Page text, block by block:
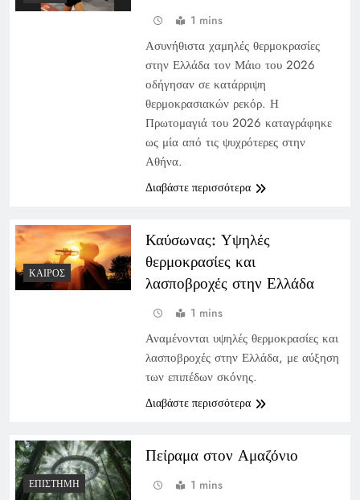
1 mins
Ασυνήθιστα χαμηλές θερμοκρασίες
στην Ελλάδα τον Μάιο του 2026
οδήγησαν σε κατάρριψη
θερμοκρασιακών ρεκόρ. Η
Πρωτομαγιά του 2026 καταγράφηκε
ως μία από τις ψυχρότερες στην
Αθήνα.
Διαβάστε περισσότερα
ΚΑΙΡΌΣ
Καύσωνας: Υψηλές
θερμοκρασίες και
λασποβροχές στην Ελλάδα
1 mins
Αναμένονται υψηλές θερμοκρασίες και
λασποβροχές στην Ελλάδα, με αύξηση
των επιπέδων σκόνης.
Διαβάστε περισσότερα
ΕΠΙΣΤΉΜΗ
Πείραμα στον Αμαζόνιο
1 mins